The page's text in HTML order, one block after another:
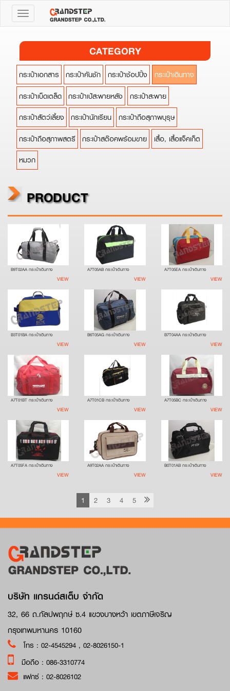
Toggle
CATEGORY
กระเป๋าเอกสาร กระเป๋าคันชัก กระเป๋าช้อปปิ้ง
กระเป๋าเดินทาง
กระเป๋าเบ็ดเตล็ด กระเป๋าเป้สะพายหลัง
กระเป๋าสะพาย
กระเป๋าสัตว์เลี้ยง
กระเป๋านักเรียน กระเป๋าถือสุภาพบุรุษ
กระเป๋าถือสุภาพสตรี กระเป๋าสต๊อคพร้อมขาย
เสื้อ, เสื้อแจ็คเก็ต
หมวก
PRODUCT
B9T02AA กระเป๋าเดินทาง
VIEW
A7T05AB กระเป๋าเดินทาง
VIEW
A7T05EA กระเป๋าเดินทาง
VIEW
B3T01BA กระเป๋าเดินทาง
VIEW
B6T05AG กระเป๋าเดินทาง
VIEW
B7T04AA กระเป๋าเดินทาง
VIEW
A7T01BT กระเป๋าเดินทาง
VIEW
A7T01CB กระเป๋าเดินทาง
VIEW
A7T05BC กระเป๋าเดินทาง
VIEW
A7T05FA กระเป๋าเดินทาง
VIEW
A9T02AA กระเป๋าเดินทาง
VIEW
B0T01AB กระเป๋าเดินทาง
VIEW
1 2 3 4 5
บริษัท แกรนด์สเต็บ จำกัด
32, 66 ถ.กัลปพฤกษ์ ซ.4 แขวงบางหว้า เขตภาษีเจริญ
กรุงเทพมหานคร 10160
โทร : 02-4545294 , 02-8026150-1
มือถือ : 086-3310774
แฟกซ์ : 02-8026102